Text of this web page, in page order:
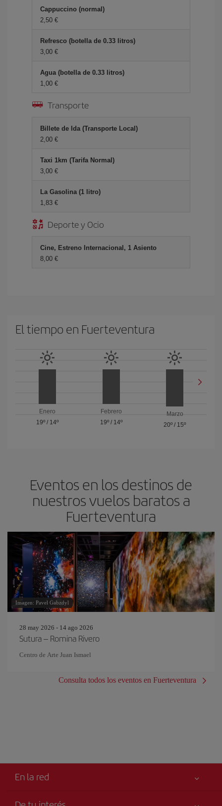
Cappuccino (normal)
2,50 €
Refresco (botella de 0.33 litros)
3,00 €
Agua (botella de 0.33 litros)
1,00 €
Transporte
Billete de Ida (Transporte Local)
2,00 €
Taxi 1km (Tarifa Normal)
3,00 €
La Gasolina (1 litro)
1,83 €
Deporte y Ocio
Cine, Estreno Internacional, 1 Asiento
8,00 €
El tiempo en Fuerteventura
Enero
19º/ 14º
Febrero
19º/ 14º
Marzo
20º / 15º
Eventos en los destinos de
nuestros vuelos baratos a
Fuerteventura
Imagen: Pavel Gabzdyl
28 may 2026 - 14 ago 2026
Sutura – Romina Rivero
Centro de Arte Juan Ismael
Consulta todos los eventos en Fuerteventura
En la red